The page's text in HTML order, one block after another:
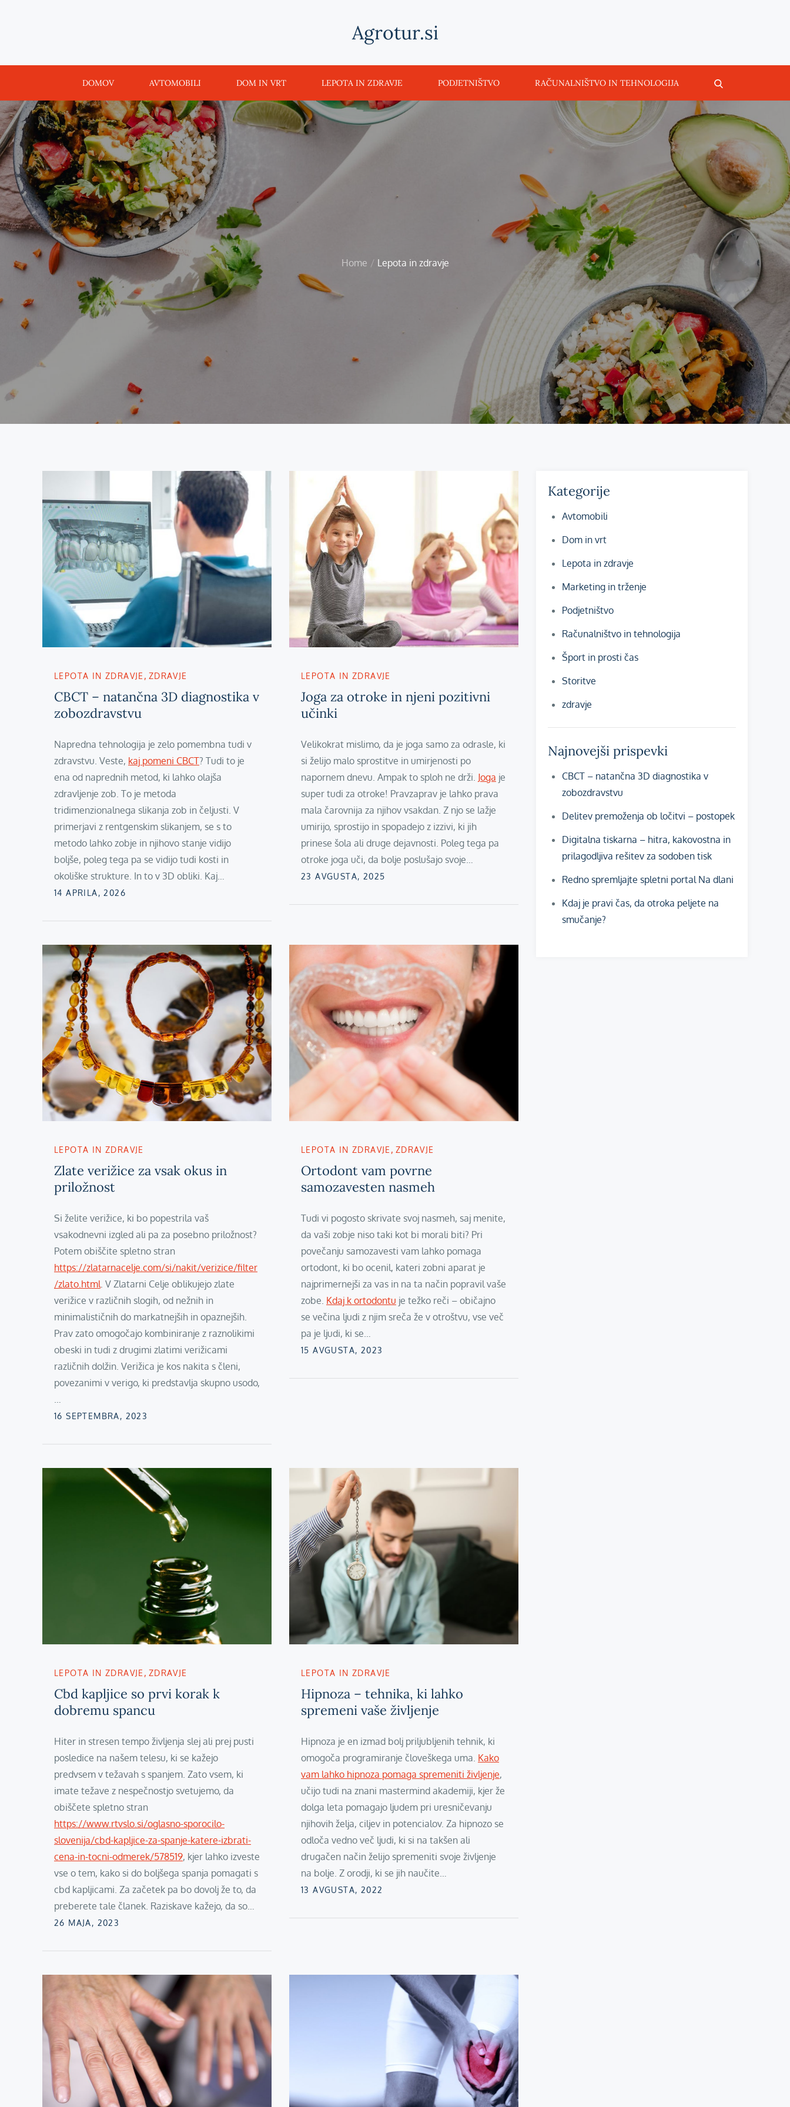
Agrotur.si
DOMOV AVTOMOBILI DOM IN VRT LEPOTA IN ZDRAVJE PODJETNIŠTVO RAČUNALNIŠTVO IN TEHNOLOGIJA
Home Lepota in zdravje
LEPOTA IN ZDRAVJE ZDRAVJE
CBCT – natančna 3D diagnostika v
zobozdravstvu
Napredna tehnologija je zelo pomembna tudi v
zdravstvu. Veste, kaj pomeni CBCT? Tudi to je
ena od naprednih metod, ki lahko olajša
zdravljenje zob. To je metoda
tridimenzionalnega slikanja zob in čeljusti. V
primerjavi z rentgenskim slikanjem, se s to
metodo lahko zobje in njihovo stanje vidijo
boljše, poleg tega pa se vidijo tudi kosti in
okoliške strukture. In to v 3D obliki. Kaj…
Posted
14 APRILA, 2026
LEPOTA IN ZDRAVJE
Joga za otroke in njeni pozitivni
učinki
Velikokrat mislimo, da je joga samo za odrasle, ki
si želijo malo sprostitve in umirjenosti po
napornem dnevu. Ampak to sploh ne drži. Joga je
super tudi za otroke! Pravzaprav je lahko prava
mala čarovnija za njihov vsakdan. Z njo se lažje
umirijo, sprostijo in spopadejo z izzivi, ki jih
prinese šola ali druge dejavnosti. Poleg tega pa
otroke joga uči, da bolje poslušajo svoje…
Posted
23 AVGUSTA, 2025
LEPOTA IN ZDRAVJE
Zlate verižice za vsak okus in
priložnost
Si želite verižice, ki bo popestrila vaš
vsakodnevni izgled ali pa za posebno priložnost?
Potem obiščite spletno stran
https://zlatarnacelje.com/si/nakit/verizice/filter
/zlato.html. V Zlatarni Celje oblikujejo zlate
verižice v različnih slogih, od nežnih in
minimalističnih do markatnejših in opaznejših.
Prav zato omogočajo kombiniranje z raznolikimi
obeski in tudi z drugimi zlatimi verižicami
različnih dolžin. Verižica je kos nakita s členi,
povezanimi v verigo, ki predstavlja skupno usodo,
…
Posted
16 SEPTEMBRA, 2023
LEPOTA IN ZDRAVJE ZDRAVJE
Ortodont vam povrne
samozavesten nasmeh
Tudi vi pogosto skrivate svoj nasmeh, saj menite,
da vaši zobje niso taki kot bi morali biti? Pri
povečanju samozavesti vam lahko pomaga
ortodont, ki bo ocenil, kateri zobni aparat je
najprimernejši za vas in na ta način popravil vaše
zobe. Kdaj k ortodontu je težko reči – običajno
se večina ljudi z njim sreča že v otroštvu, vse več
pa je ljudi, ki se…
Posted
15 AVGUSTA, 2023
LEPOTA IN ZDRAVJE ZDRAVJE
Cbd kapljice so prvi korak k
dobremu spancu
Hiter in stresen tempo življenja slej ali prej pusti
posledice na našem telesu, ki se kažejo
predvsem v težavah s spanjem. Zato vsem, ki
imate težave z nespečnostjo svetujemo, da
obiščete spletno stran
https://www.rtvslo.si/oglasno-sporocilo-
slovenija/cbd-kapljice-za-spanje-katere-izbrati-
cena-in-tocni-odmerek/578519, kjer lahko izveste
vse o tem, kako si do boljšega spanja pomagati s
cbd kapljicami. Za začetek pa bo dovolj že to, da
preberete tale članek. Raziskave kažejo, da so…
Posted
26 MAJA, 2023
LEPOTA IN ZDRAVJE
Hipnoza – tehnika, ki lahko
spremeni vaše življenje
Hipnoza je en izmad bolj priljubljenih tehnik, ki
omogoča programiranje človeškega uma. Kako
vam lahko hipnoza pomaga spremeniti življenje,
učijo tudi na znani mastermind akademiji, kjer že
dolga leta pomagajo ljudem pri uresničevanju
njihovih želja, ciljev in potencialov. Za hipnozo se
odloča vedno več ljudi, ki si na takšen ali
drugačen način želijo spremeniti svoje življenje
na bolje. Z orodji, ki se jih naučite…
Posted
13 AVGUSTA, 2022
Kategorije
Avtomobili
Dom in vrt
Lepota in zdravje
Marketing in trženje
Podjetništvo
Računalništvo in tehnologija
Šport in prosti čas
Storitve
zdravje
Najnovejši prispevki
CBCT – natančna 3D diagnostika v
zobozdravstvu
Delitev premoženja ob ločitvi – postopek
Digitalna tiskarna – hitra, kakovostna in
prilagodljiva rešitev za sodoben tisk
Redno spremljajte spletni portal Na dlani
Kdaj je pravi čas, da otroka peljete na
smučanje?